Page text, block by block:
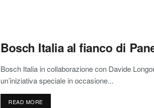
Bosch Italia al fianco di
Bosch Italia in collaborazione con Davide
un’iniziativa speciale in occasione...
READ MORE